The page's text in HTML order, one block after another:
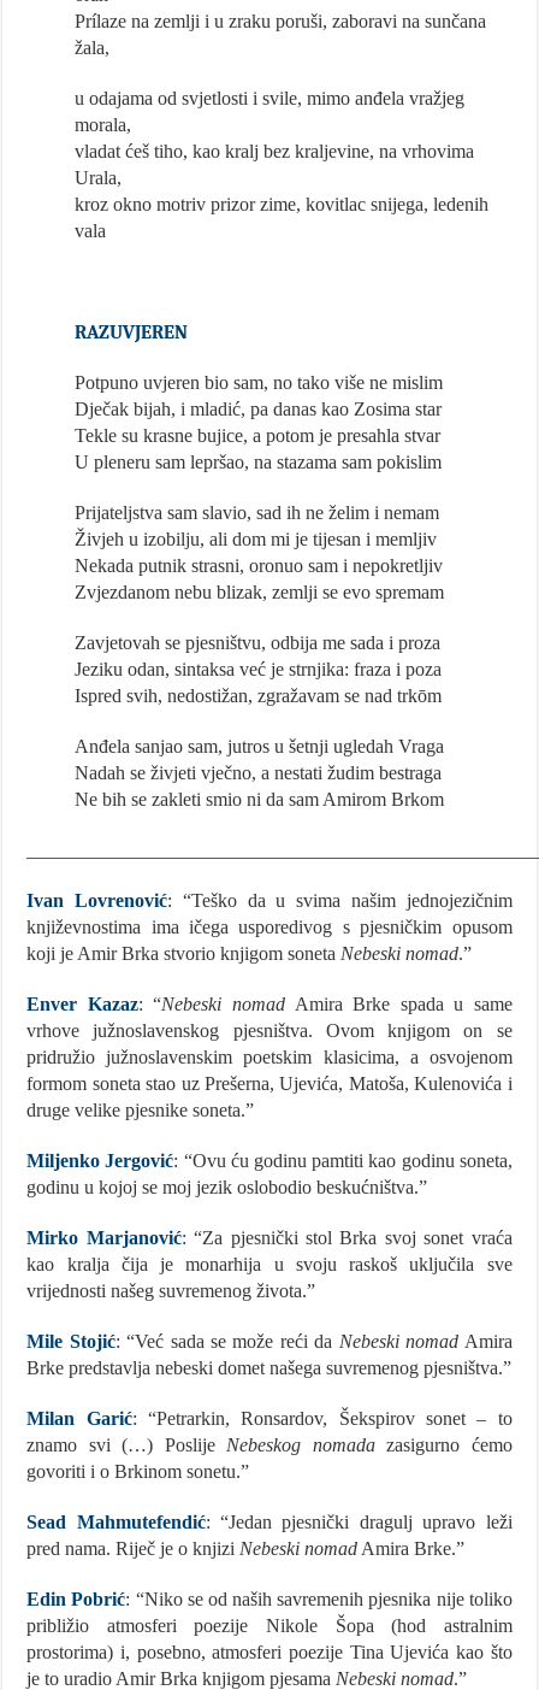
Prílaze na zemlji i u zraku poruši, zaboravi na sunčana
žala,
u odajama od svjetlosti i svile, mimo anđela vražjeg
morala,
vladat ćeš tiho, kao kralj bez kraljevine, na vrhovima
Urala,
kroz okno motriv prizor zime, kovitlac snijega, ledenih
vala
RAZUVJEREN
Potpuno uvjeren bio sam, no tako više ne mislim
Dječak bijah, i mladić, pa danas kao Zosima star
Tekle su krasne bujice, a potom je presahla stvar
U pleneru sam lepršao, na stazama sam pokislim
Prijateljstva sam slavio, sad ih ne želim i nemam
Živjeh u izobilju, ali dom mi je tijesan i memljiv
Nekada putnik strasni, oronuo sam i nepokretljiv
Zvjezdanom nebu blizak, zemlji se evo spremam
Zavjetovah se pjesništvu, odbija me sada i proza
Jeziku odan, sintaksa već je strnjika: fraza i poza
Ispred svih, nedostižan, zgražavam se nad trkōm
Anđela sanjao sam, jutros u šetnji ugledah Vraga
Nadah se živjeti vječno, a nestati žudim bestraga
Ne bih se zakleti smio ni da sam Amirom Brkom
Ivan Lovrenović: “Teško da u svima našim jednojezičnim
književnostima ima ičega usporedivog s pjesničkim opusom
koji je Amir Brka stvorio knjigom soneta Nebeski nomad.”
Enver Kazaz: “Nebeski nomadAmira Brke spada u same
vrhove južnoslavenskog pjesništva. Ovom knjigom on se
pridružio južnoslavenskim poetskim klasicima, a osvojenom
formom soneta stao uz Prešerna, Ujevića, Matoša, Kulenovića i
druge velike pjesnike soneta.”
Miljenko Jergović: “Ovu ću godinu pamtiti kao godinu soneta,
godinu u kojoj se moj jezik oslobodio beskućništva.”
Mirko Marjanović: “Za pjesnički stol Brka svoj sonet vraća
kao kralja čija je monarhija u svoju raskoš uključila sve
vrijednosti našeg suvremenog života.”
Mile Stojić: “Već sada se može reći da Nebeski nomad Amira
Brke predstavlja nebeski domet našega suvremenog pjesništva.”
Milan Garić: “Petrarkin, Ronsardov, Šekspirov sonet – to
znamo svi (…) Poslije Nebeskog nomadazasigurno ćemo
govoriti i o Brkinom sonetu.”
Sead Mahmutefendić: “Jedan pjesnički dragulj upravo leži
pred nama. Riječ je o knjizi Nebeski nomad Amira Brke.”
Edin Pobrić: “Niko se od naših savremenih pjesnika nije toliko
približio atmosferi poezije Nikole Šopa (hod astralnim
prostorima) i, posebno, atmosferi poezije Tina Ujevića kao što
je to uradio Amir Brka knjigom pjesama Nebeski nomad.”